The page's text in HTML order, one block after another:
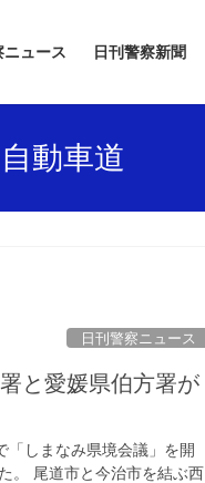
ニュース 日刊警察新聞
動車道
日刊警察ニュース
「しまなみ県境会議」を開
。 尾道市と今治市を結ぶ西